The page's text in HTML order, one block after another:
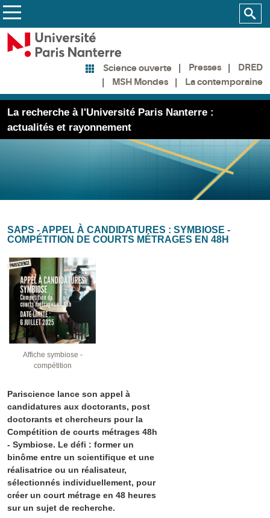
Science ouverte Presses
DRED
MSH Mondes
La contemporaine
La recherche à l'Université Paris Nanterre :
actualités et rayonnement
SAPS - APPEL À CANDIDATURES : SYMBIOSE -
COMPÉTITION DE COURTS MÉTRAGES EN 48H
Affiche symbiose -
compétition
Pariscience lance son appel à
candidatures aux doctorants, post
doctorants et chercheurs pour la
Compétition de courts métrages 48h
- Symbiose. Le défi : former un
binôme entre un scientifique et une
réalisatrice ou un réalisateur,
sélectionnés individuellement, pour
créer un court métrage en 48 heures
sur un sujet de recherche.